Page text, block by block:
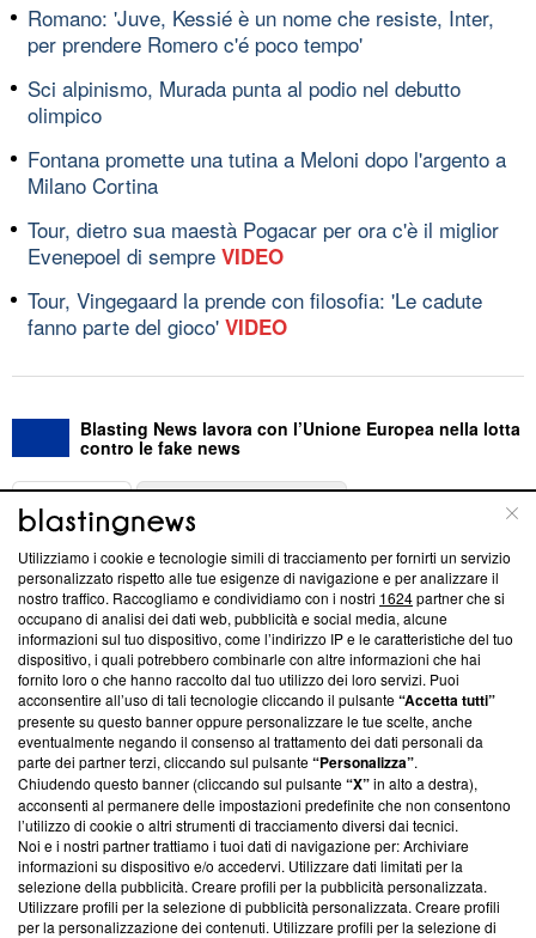
Romano: 'Juve, Kessié è un nome che resiste, Inter,
per prendere Romero c'é poco tempo'
Sci alpinismo, Murada punta al podio nel debutto
olimpico
Fontana promette una tutina a Meloni dopo l'argento a
Milano Cortina
Tour, dietro sua maestà Pogacar per ora c'è il miglior
Evenepoel di sempre VIDEO
Tour, Vingegaard la prende con filosofia: 'Le cadute
fanno parte del gioco' VIDEO
Blasting News lavora con l’Unione Europea nella lotta
contro le fake news
ABOUT
Questa sezione offre informazioni trasparenti su Blasting
News, sui nostri processi editoriali e su come ci impegniamo a
creare news di qualità. Inoltre, afferma la nostra aderenza a
‘Trust Project - News with Integrity’Blasting News non è
ancora membro del programma, ma ha richiesto di farne
parte; Trust Project non ha ancora effettuato una verifica di
conformità agli standard.
Su di noi
Team editoriale
Corporate
Redazione
Utilizziamo i cookie e tecnologie simili di tracciamento per fornirti un servizio
personalizzato rispetto alle tue esigenze di navigazione e per analizzare il
nostro traffico. Raccogliamo e condividiamo con i nostri 1624partner che si
occupano di analisi dei dati web, pubblicità e social media, alcune
informazioni sul tuo dispositivo, come l’indirizzo IP e le caratteristiche del tuo
dispositivo, i quali potrebbero combinarle con altre informazioni che hai
fornito loro o che hanno raccolto dal tuo utilizzo dei loro servizi. Puoi
acconsentire all’uso di tali tecnologie cliccando il pulsante“Accetta tutti”
presente su questo banner oppure personalizzare le tue scelte, anche
eventualmente negando il consenso al trattamento dei dati personali da
parte dei partner terzi, cliccando sul pulsante“Personalizza”.
Chiudendo questo banner (cliccando sul pulsante“X”in alto a destra),
acconsenti al permanere delle impostazioni predefinite che non consentono
l’utilizzo di cookie o altri strumenti di tracciamento diversi dai tecnici.
Noi e i nostri partner trattiamo i tuoi dati di navigazione per: Archiviare
informazioni su dispositivo e/o accedervi. Utilizzare dati limitati per la
selezione della pubblicità. Creare profili per la pubblicità personalizzata.
Utilizzare profili per la selezione di pubblicità personalizzata. Creare profili
per la personalizzazione dei contenuti. Utilizzare profili per la selezione di